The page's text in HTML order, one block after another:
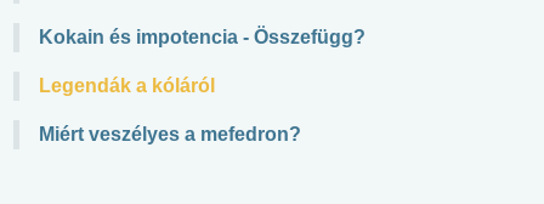
Kokain és impotencia - Összefügg?
Legendák a kóláról
Miért veszélyes a mefedron?